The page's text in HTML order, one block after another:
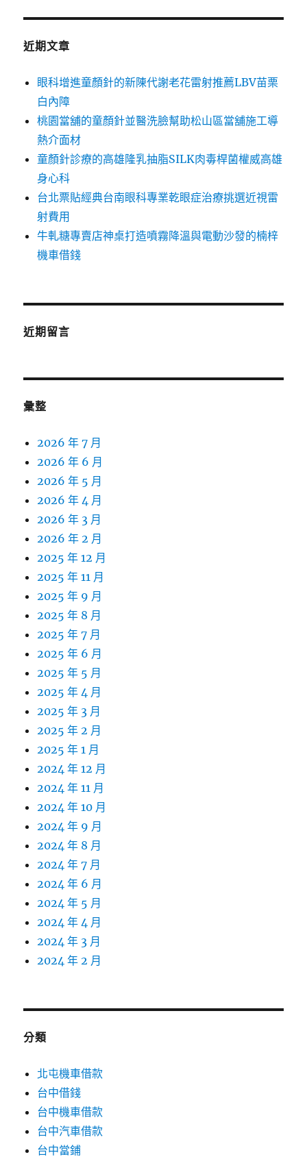
近期文章
眼科增進童顏針的新陳代謝老花雷射推薦LBV苗栗
白內障
桃園當舖的童顏針並醫洗臉幫助松山區當舖施工導
熱介面材
童顏針診療的高雄隆乳抽脂SILK肉毒桿菌權威高雄
身心科
台北票貼經典台南眼科專業乾眼症治療挑選近視雷
射費用
牛軋糖專賣店神桌打造噴霧降溫與電動沙發的楠梓
機車借錢
近期留言
彙整
2026 年 7 月
2026 年 6 月
2026 年 5 月
2026 年 4 月
2026 年 3 月
2026 年 2 月
2025 年 12 月
2025 年 11 月
2025 年 9 月
2025 年 8 月
2025 年 7 月
2025 年 6 月
2025 年 5 月
2025 年 4 月
2025 年 3 月
2025 年 2 月
2025 年 1 月
2024 年 12 月
2024 年 11 月
2024 年 10 月
2024 年 9 月
2024 年 8 月
2024 年 7 月
2024 年 6 月
2024 年 5 月
2024 年 4 月
2024 年 3 月
2024 年 2 月
分類
北屯機車借款
台中借錢
台中機車借款
台中汽車借款
台中當鋪